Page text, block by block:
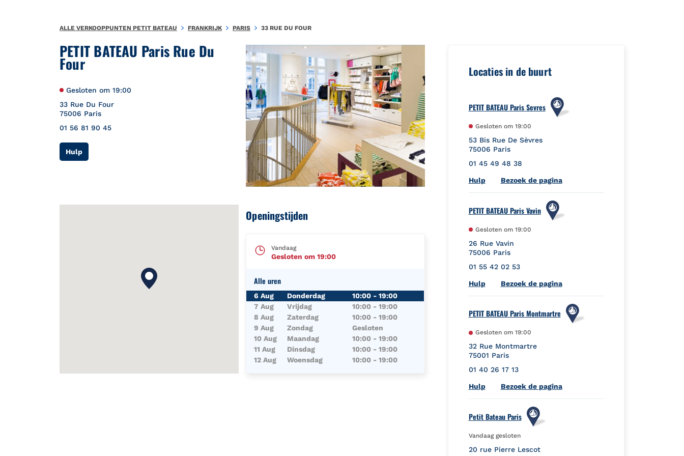
PETIT BATEAU Paris Rue Du
Four
Gesloten om 19:00
33 Rue Du Four
75006 Paris
01 56 81 90 45
HulpLink Opens in New Tab
Openingstijden
Vandaag
Gesloten om19:00
Alle uren
Dag van de WeekUren
6 Aug Donderdag 10:00 -19:00
7 Aug
Vrijdag 10:00 -19:00
8 Aug
Zaterdag 10:00 -19:00
9 Aug
Zondag
Gesloten
10 Aug
Maandag 10:00 -19:00
11 Aug
Dinsdag 10:00 -19:00
12 Aug
Woensdag 10:00 -19:00
Locaties in de buurt
PETIT BATEAU Paris Sevres
Gesloten om 19:00
53 Bis Rue De Sèvres
75006 Paris
01 45 49 48 38
HulpLink Opens in New Tab
Bezoek de pagina
PETIT BATEAU Paris Vavin
Gesloten om 19:00
26 Rue Vavin
75006 Paris
01 55 42 02 53
HulpLink Opens in New Tab
Bezoek de pagina
PETIT BATEAU Paris Montmartre
Gesloten om 19:00
32 Rue Montmartre
75001 Paris
01 40 26 17 13
HulpLink Opens in New Tab
Bezoek de pagina
Petit Bateau Paris
Vandaag gesloten
20 rue Pierre Lescot
ALLE VERKOOPPUNTEN PETIT BATEAU FRANKRIJK PARIS 33 RUE DU FOUR